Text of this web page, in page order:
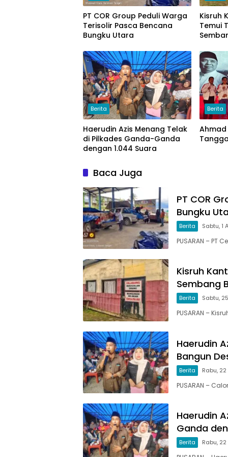
PT COR Group Peduli Warga
Terisolir Pasca Bencana
Bungku Utara
Kisruh
Temui
Berita
Haerudin Azis Menang Telak
di Pilkades Ganda-Ganda
dengan 1.044 Suara
Berita
Baca Juga
PT COR
Bungku
Berita Sabtu, 1
PUSARAN – PT
Kisruh
Sembang
Berita Sabtu,
PUSARAN –
Haerudin
Bangun
Berita Rabu,
PUSARAN –
Haerudin
Ganda
Berita Rabu,